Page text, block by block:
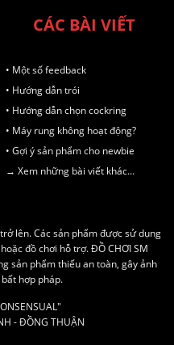
CÁC BÀI VIẾT
• Một số feedback
• Hướng dẫn trói
• Hướng dẫn chọn cockring
• Máy rung không hoạt động?
• Gợi ý sản phẩm cho newbie
→ Xem những bài viết khác...
lên. Các sản phẩm được sử dụng
đồ chơi hỗ trợ. ĐỒ CHƠI SM
sản phẩm thiếu an toàn, gây ảnh
hợp pháp.
- ĐỒNG THUẬN